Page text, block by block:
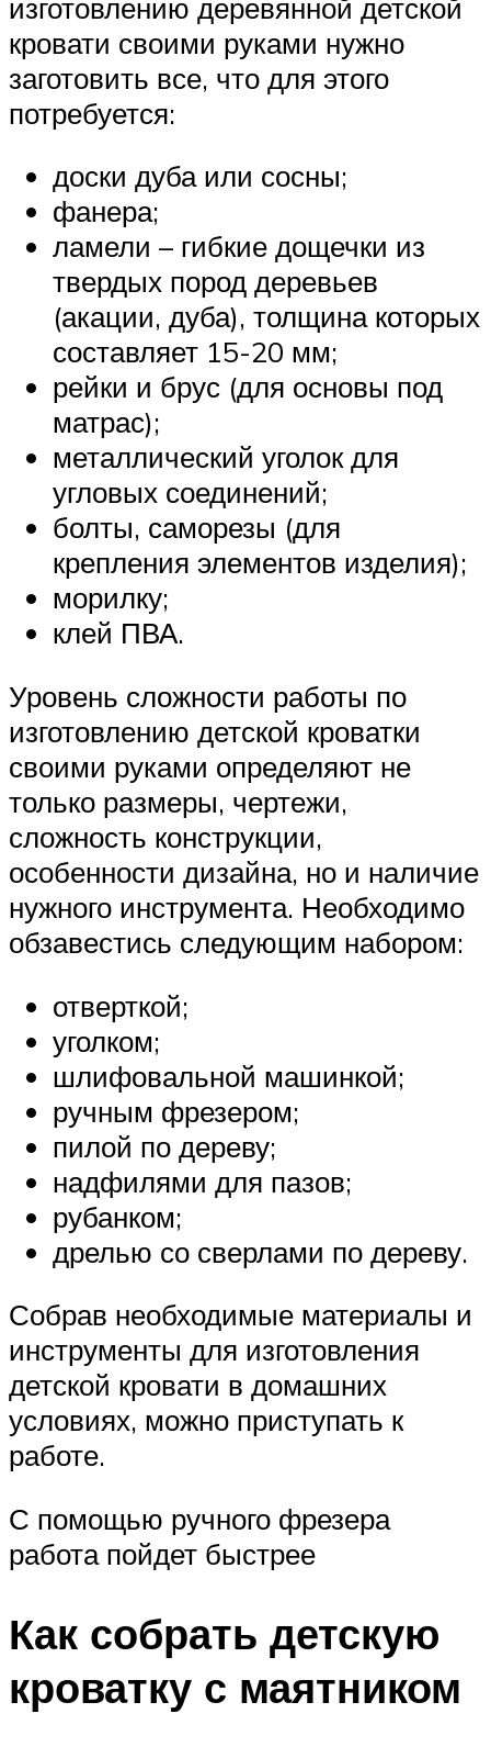
изготовлению деревянной детской
кровати своими руками нужно
заготовить все, что для этого
потребуется:
доски дуба или сосны;
фанера;
ламели – гибкие дощечки из
твердых пород деревьев
(акации, дуба), толщина которых
составляет 15-20 мм;
рейки и брус (для основы под
матрас);
металлический уголок для
угловых соединений;
болты, саморезы (для
крепления элементов изделия);
морилку;
клей ПВА.
Уровень сложности работы по
изготовлению детской кроватки
своими руками определяют не
только размеры, чертежи,
сложность конструкции,
особенности дизайна, но и наличие
нужного инструмента. Необходимо
обзавестись следующим набором:
отверткой;
уголком;
шлифовальной машинкой;
ручным фрезером;
пилой по дереву;
надфилями для пазов;
рубанком;
дрелью со сверлами по дереву.
Собрав необходимые материалы и
инструменты для изготовления
детской кровати в домашних
условиях, можно приступать к
работе.
С помощью ручного фрезера
работа пойдет быстрее
Как собрать детскую
кроватку с маятником